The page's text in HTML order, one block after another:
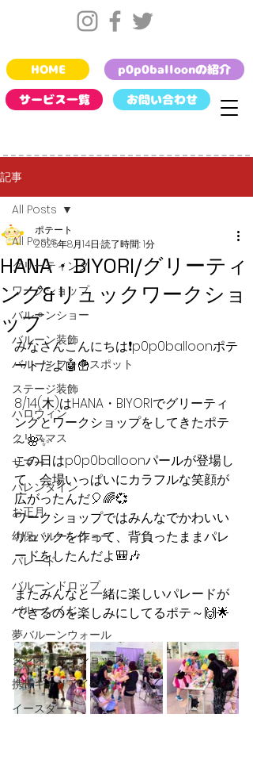
お問い合わせ
HOME
サービス一覧
p0p0balloonの紹介
記事
All Posts
グリーティング
ワークショップ
バルーンショー
バルーン装飾
バルーンフォトスポット
ステージ装飾
ハロウィン
クリスマス
サマー
バレンタイン
お正月
幼保バルーンショー
パレード
バルーンドロップ
バルーンくじ
夢バルーンウォール
ダンスワークショップ
携帯キャリアイベント
イースター
All Posts
HANA・BIYORI/グリーティ
ング&リュックワークショ
ップ
ポテート
2025年8月14日 読了時間: 1分
みなさんこんにちは❗️p0p0balloonポテ
ートだよ🤖🍟
8/14(木)はHANA・BIYORIでグリーティ
ングとワークショップをしてきたポテ
～🌸✨
この日はp0p0balloonパールが登場し
て、会場いっぱいにカラフルな笑顔が
広がったんだ🎈🌈💞
ワークショップではみんなでかわいい
リュックを作って、背負ったままパレ
ードをしたんだよ🎒🎶
またみんなと一緒に楽しいパレードが
できるのを楽しみにしてるポテ～🙌🌟